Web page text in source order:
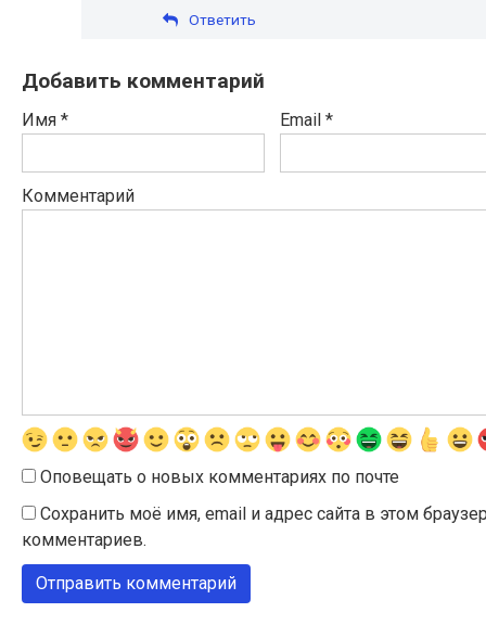
Ответить
Добавить комментарий
Имя * Email *
Комментарий
Оповещать о новых комментариях по почте
Сохранить моё имя, email и адрес сайта в этом
комментариев.